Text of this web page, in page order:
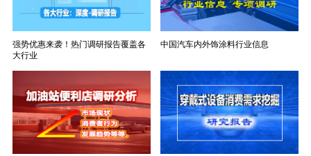
强势优惠来袭！热门调研报告覆盖各
大行业
中国汽车内外饰涂料行业信息